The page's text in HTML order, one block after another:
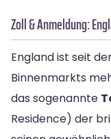
Zoll & Anmeldung:
England ist seit
Binnenmarkts
das sogenannte
Residence) der